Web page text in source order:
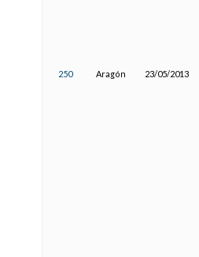
250 Aragón 23/05/2013